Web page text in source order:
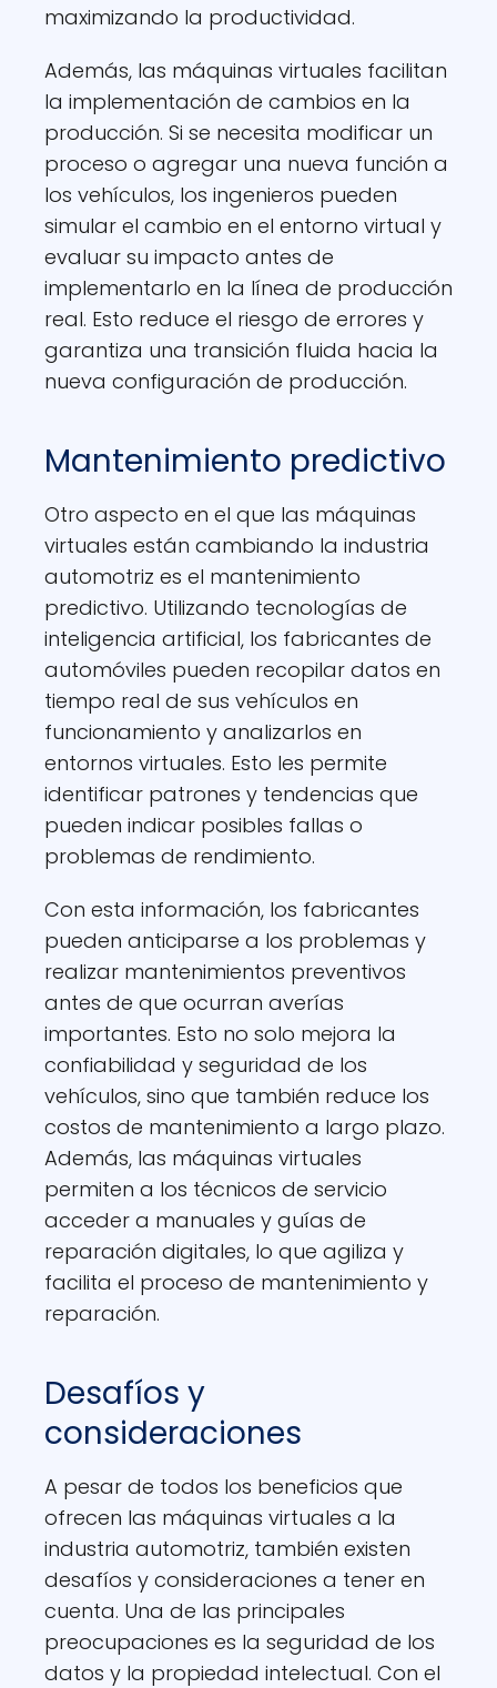
maximizando la productividad.
Además, las máquinas virtuales facilitan
la implementación de cambios en la
producción. Si se necesita modificar un
proceso o agregar una nueva función a
los vehículos, los ingenieros pueden
simular el cambio en el entorno virtual y
evaluar su impacto antes de
implementarlo en la línea de producción
real. Esto reduce el riesgo de errores y
garantiza una transición fluida hacia la
nueva configuración de producción.
Mantenimiento predictivo
Otro aspecto en el que las máquinas
virtuales están cambiando la industria
automotriz es el mantenimiento
predictivo. Utilizando tecnologías de
inteligencia artificial, los fabricantes de
automóviles pueden recopilar datos en
tiempo real de sus vehículos en
funcionamiento y analizarlos en
entornos virtuales. Esto les permite
identificar patrones y tendencias que
pueden indicar posibles fallas o
problemas de rendimiento.
Con esta información, los fabricantes
pueden anticiparse a los problemas y
realizar mantenimientos preventivos
antes de que ocurran averías
importantes. Esto no solo mejora la
confiabilidad y seguridad de los
vehículos, sino que también reduce los
costos de mantenimiento a largo plazo.
Además, las máquinas virtuales
permiten a los técnicos de servicio
acceder a manuales y guías de
reparación digitales, lo que agiliza y
facilita el proceso de mantenimiento y
reparación.
Desafíos y
consideraciones
A pesar de todos los beneficios que
ofrecen las máquinas virtuales a la
industria automotriz, también existen
desafíos y consideraciones a tener en
cuenta. Una de las principales
preocupaciones es la seguridad de los
datos y la propiedad intelectual. Con el